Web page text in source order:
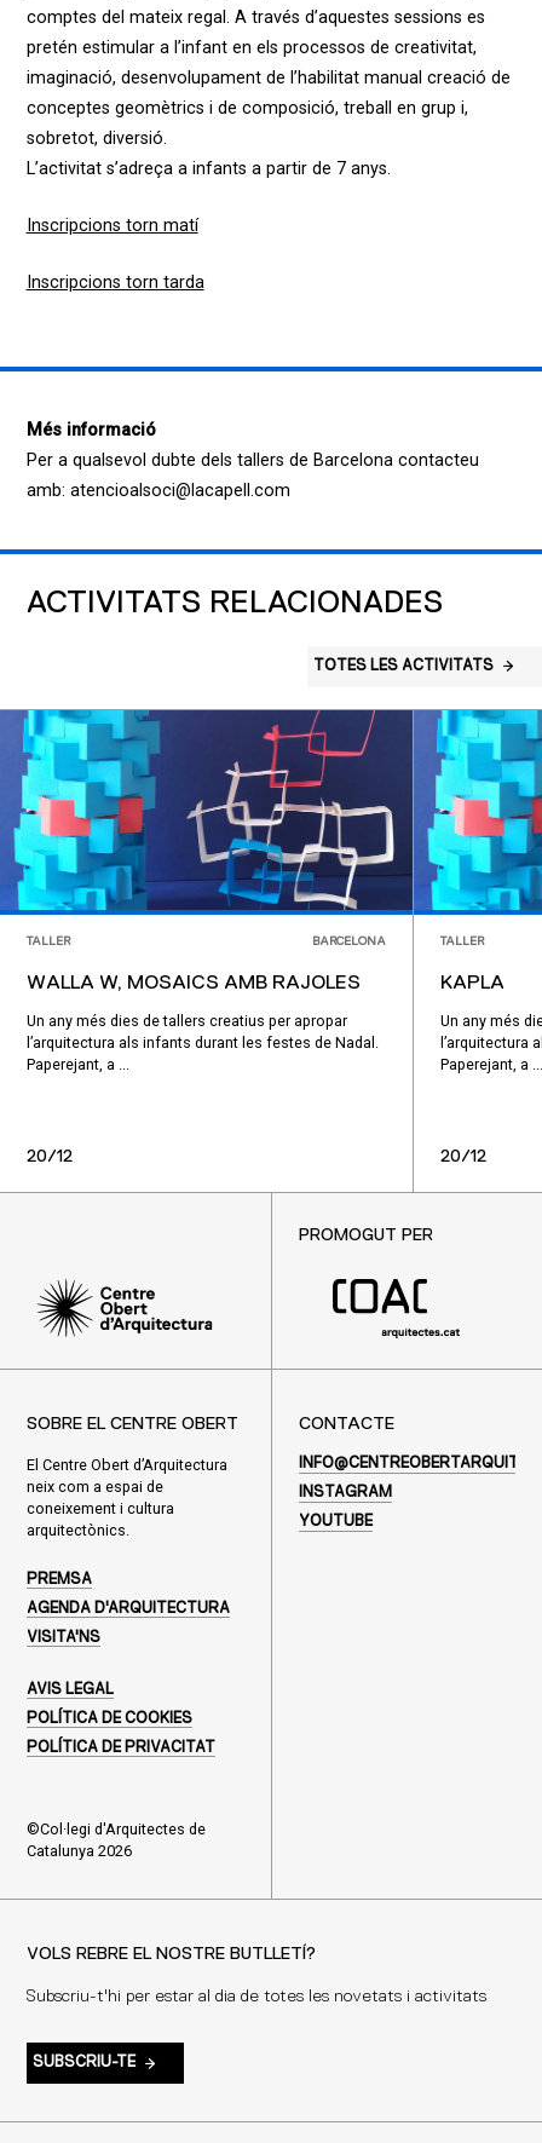
comptes del mateix regal. A través d’aquestes sessions es
pretén estimular a l’infant en els processos de creativitat,
imaginació, desenvolupament de l’habilitat manual creació de
conceptes geomètrics i de composició, treball en grup i,
sobretot, diversió.
L’activitat s’adreça a infants a partir de 7 anys.
Inscripcions torn matí
Inscripcions torn tarda
Més informació
Per a qualsevol dubte dels tallers de Barcelona contacteu
amb: atencioalsoci@lacapell.com
ACTIVITATS RELACIONADES
TOTES LES ACTIVITATS
TALLER BARCELONA
WALLA W, MOSAICS AMB RAJOLES
Un any més dies de tallers creatius per apropar
l’arquitectura als infants durant les festes de Nadal.
Paperejant, a ...
20/12
TALLER
KAPLA
Un any més
l’arquitectura
Paperejant, a ...
20/12
PROMOGUT PER
SOBRE EL CENTRE OBERT
El Centre Obert d’Arquitectura
neix com a espai de
coneixement i cultura
arquitectònics.
PREMSA
AGENDA D'ARQUITECTURA
VISITA'NS
AVIS LEGAL
POLÍTICA DE COOKIES
POLÍTICA DE PRIVACITAT
©Col·legi d'Arquitectes de
Catalunya 2026
CONTACTE
INSTAGRAM
YOUTUBE
VOLS REBRE EL NOSTRE BUTLLETÍ?
Subscriu-t'hi per estar al dia de totes les novetats i activitats
SUBSCRIU-TE